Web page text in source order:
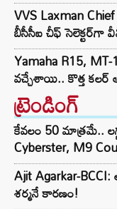
VVS Laxman
బీసీసీఐ చీఫ్ సెలెక్టర్‌గా
Yamaha R15,
వచ్చేశాయి.. కొత్త కలర్
ట్రెండింగ్‌
కేవలం 50 మాత్రమే..
Cyberster, M9
Ajit Agarkar-
శర్మనే కారణం!